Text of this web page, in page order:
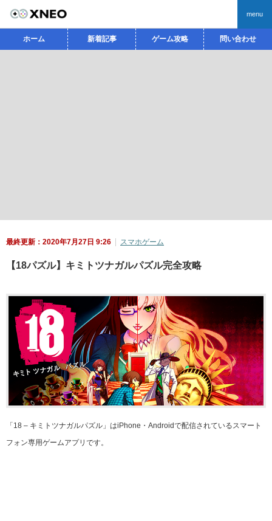
menu
ホーム 新着記事 ゲーム攻略 問い合わせ
最終更新：2020年7月27日 9:26 スマホゲーム
【18パズル】キミトツナガルパズル完全攻略
「18 – キミトツナガルパズル」はiPhone・Androidで配信されているスマート
フォン専用ゲームアプリです。